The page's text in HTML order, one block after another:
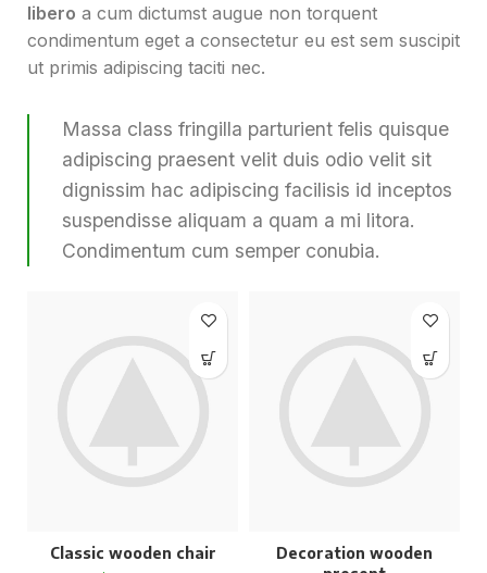
libero a cum dictumst augue non torquent
condimentum eget a consectetur eu est sem suscipit
ut primis adipiscing taciti nec.
Massa class fringilla parturient felis quisque
adipiscing praesent velit duis odio velit sit
dignissim hac adipiscing facilisis id inceptos
suspendisse aliquam a quam a mi litora.
Condimentum cum semper conubia.
Classic wooden chair
Decoration wooden